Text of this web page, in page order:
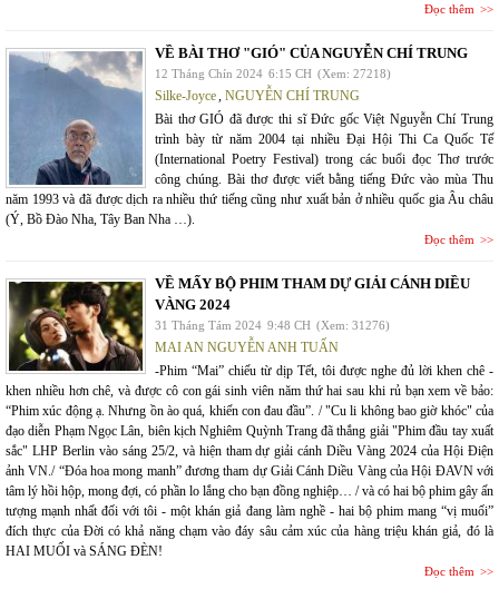
Đọc thêm
VỀ BÀI THƠ "GIÓ" CỦA NGUYỄN CHÍ TRUNG
12 Tháng Chín 2024 6:15 CH (Xem: 27218)
Silke-Joyce, NGUYỄN CHÍ TRUNG
Bài thơ GIÓ đã được thi sĩ Đức gốc Việt Nguyễn Chí Trung
trình bày từ năm 2004 tại nhiều Đại Hội Thi Ca Quốc Tế
(International Poetry Festival) trong các buổi đọc Thơ trước
công chúng. Bài thơ được viết bằng tiếng Đức vào mùa Thu
năm 1993 và đã được dịch ra nhiều thứ tiếng cũng như xuất bản ở nhiều quốc gia Âu châu
(Ý, Bồ Đào Nha, Tây Ban Nha …).
Đọc thêm
VỀ MẤY BỘ PHIM THAM DỰ GIẢI CÁNH DIỀU
VÀNG 2024
31 Tháng Tám 2024 9:48 CH (Xem: 31276)
MAI AN NGUYỄN ANH TUẤN
-Phim “Mai” chiếu từ dịp Tết, tôi được nghe đủ lời khen chê -
khen nhiều hơn chê, và được cô con gái sinh viên năm thứ hai sau khi rủ bạn xem về bảo:
“Phim xúc động ạ. Nhưng ồn ào quá, khiến con đau đầu”. / "Cu li không bao giờ khóc" của
đạo diễn Phạm Ngọc Lân, biên kịch Nghiêm Quỳnh Trang đã thắng giải "Phim đầu tay xuất
sắc" LHP Berlin vào sáng 25/2, và hiện tham dự giải cánh Diều Vàng 2024 của Hội Điện
ảnh VN./ “Đóa hoa mong manh” đương tham dự Giải Cánh Diều Vàng của Hội ĐAVN với
tâm lý hồi hộp, mong đợi, có phần lo lắng cho bạn đồng nghiệp… / và có hai bộ phim gây ấn
tượng mạnh nhất đối với tôi - một khán giả đang làm nghề - hai bộ phim mang “vị muối”
đích thực của Đời có khả năng chạm vào đáy sâu cảm xúc của hàng triệu khán giả, đó là
HAI MUỐI và SÁNG ĐÈN!
Đọc thêm